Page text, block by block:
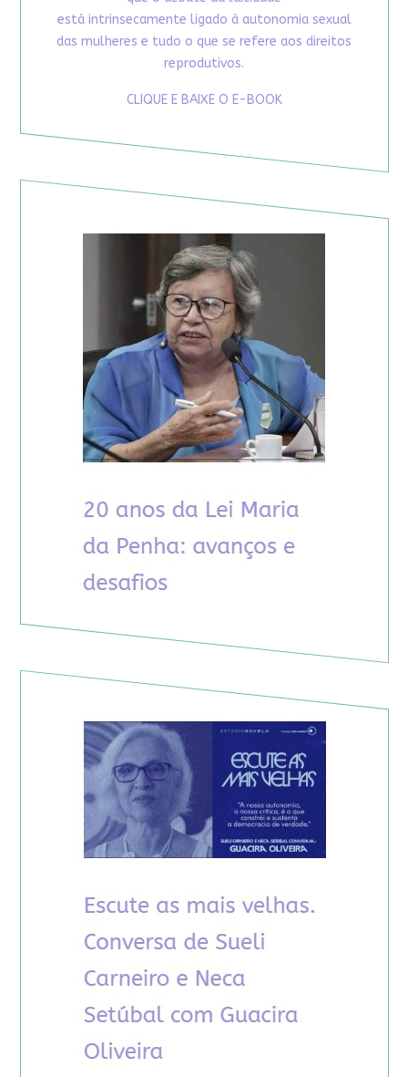
está intrinsecamente ligado à autonomia sexual
das mulheres e tudo o que se refere aos direitos
reprodutivos.
CLIQUE E BAIXE O E-BOOK